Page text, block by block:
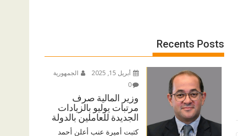
Recents Posts
أبريل 15, 2025
الجمهورية
0
وزير المالية صرف
مرتبات يوليو بالزيادات
الجديدة للعاملين بالدولة
كتبت أميرة عنب أعلن أحمد